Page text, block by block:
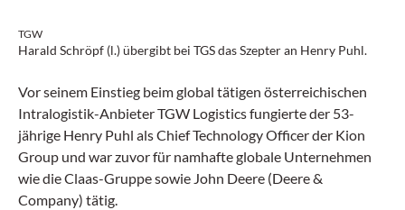
TGW
Harald Schröpf (l.) übergibt bei TGS das Szepter an Henry Puhl.
Vor seinem Einstieg beim global tätigen österreichischen
Intralogistik-Anbieter TGW Logistics fungierte der 53-
jährige Henry Puhl als Chief Technology Officer der Kion
Group und war zuvor für namhafte globale Unternehmen
wie die Claas-Gruppe sowie John Deere (Deere &
Company) tätig.